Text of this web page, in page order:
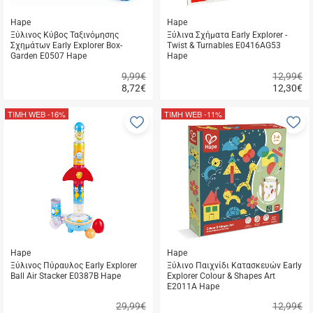
Hape
Ξύλινος Κύβος Ταξινόμησης
Σχημάτων Early Explorer Box-
Garden E0507 Hape
8,72€
9,99€
αγορά
Hape
Ξύλινα Σχήματα Early Explorer -
Twist & Turnables E0416AG53
Hape
12,30€
12,99€
αγορά
Hape
Ξύλινος Πύραυλος Early Explorer
Ball Air Stacker E0387B Hape
29,99€
ΤΙΜΗ WEB-16%
Προσθήκη
αγαπημένα
Hape
Ξύλινο Παιχνίδι Κατασκευών Early
Explorer Colour & Shapes Art
E2011A Hape
12,99€
ΤΙΜΗ WEB-11%